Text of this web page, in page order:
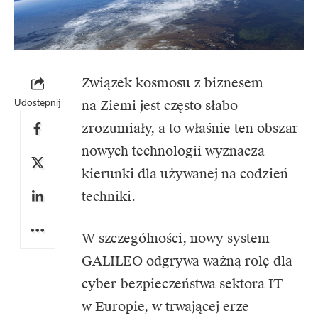
Udostępnij
Związek kosmosu z biznesem
na Ziemi jest często słabo
zrozumiały, a to właśnie ten obszar
nowych technologii wyznacza
kierunki dla używanej na codzień
techniki.
W szczególności, nowy system
GALILEO odgrywa ważną rolę dla
cyber-bezpieczeństwa sektora IT
w Europie, w trwającej erze